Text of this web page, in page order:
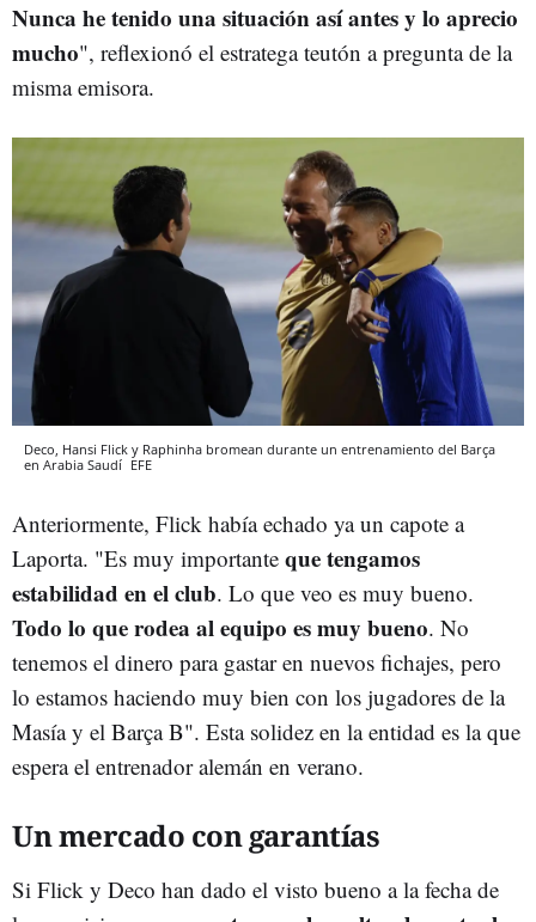
Nunca he tenido una situación así antes y lo aprecio
mucho", reflexionó el estratega teutón a pregunta de la
misma emisora.
Deco, Hansi Flick y Raphinha bromean durante un entrenamiento del Barça
en Arabia Saudí EFE
Anteriormente, Flick había echado ya un capote a
Laporta. "Es muy importante que tengamos
estabilidad en el club. Lo que veo es muy bueno.
Todo lo que rodea al equipo es muy bueno. No
tenemos el dinero para gastar en nuevos fichajes, pero
lo estamos haciendo muy bien con los jugadores de la
Masía y el Barça B". Esta solidez en la entidad es la que
espera el entrenador alemán en verano.
Un mercado con garantías
Si Flick y Deco han dado el visto bueno a la fecha de